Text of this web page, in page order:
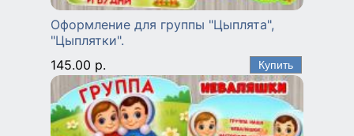
Оформление для группы "Цыплята",
"Цыплятки".
145.00 р.